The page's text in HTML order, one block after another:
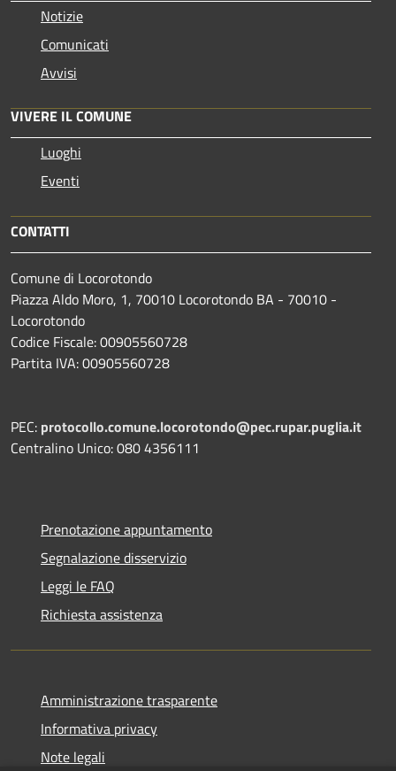
Notizie
Comunicati
Avvisi
VIVERE IL COMUNE
Luoghi
Eventi
CONTATTI
Comune di Locorotondo
Piazza Aldo Moro, 1, 70010 Locorotondo BA - 70010 -
Locorotondo
Codice Fiscale: 00905560728
Partita IVA: 00905560728
PEC: protocollo.comune.locorotondo@pec.rupar.puglia.it
Centralino Unico: 080 4356111
Prenotazione appuntamento
Segnalazione disservizio
Leggi le FAQ
Richiesta assistenza
Amministrazione trasparente
Informativa privacy
Note legali